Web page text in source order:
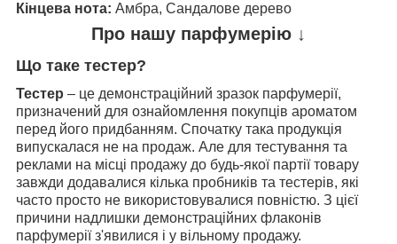
Кінцева нота: Амбра, Сандалове дерево
Про нашу парфумерію ↓
Що таке тестер?
Тестер – це демонстраційний зразок парфумерії,
призначений для ознайомлення покупців ароматом
перед його придбанням. Спочатку така продукція
випускалася не на продаж. Але для тестування та
реклами на місці продажу до будь-якої партії товару
завжди додавалися кілька пробників та тестерів, які
часто просто не використовувалися повністю. З цієї
причини надлишки демонстраційних флаконів
парфумерії з'явилися і у вільному продажу.